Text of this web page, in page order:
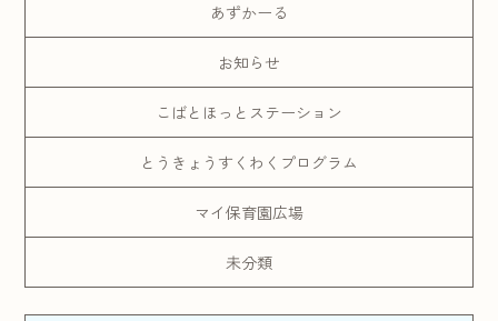
あずかーる
お知らせ
こばとほっとステーション
とうきょうすくわくプログラム
マイ保育園広場
未分類